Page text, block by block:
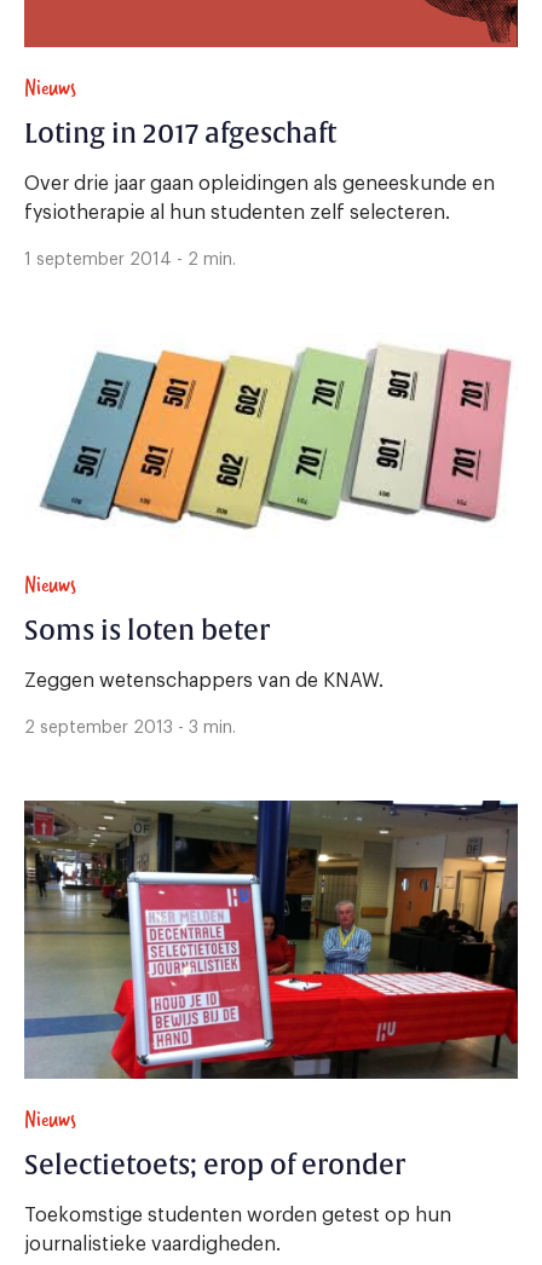
Nieuws
Loting in 2017 afgeschaft
Over drie jaar gaan opleidingen als geneeskunde en
fysiotherapie al hun studenten zelf selecteren.
1 september 2014 - 2 min.
Nieuws
Soms is loten beter
Zeggen wetenschappers van de KNAW.
2 september 2013 - 3 min.
Nieuws
Selectietoets; erop of eronder
Toekomstige studenten worden getest op hun
journalistieke vaardigheden.